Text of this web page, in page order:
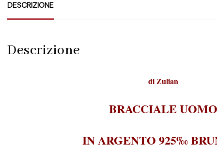
DESCRIZIONE
Descrizione
diZulian
BRACCIALE UOMO
IN ARGENTO 925‰